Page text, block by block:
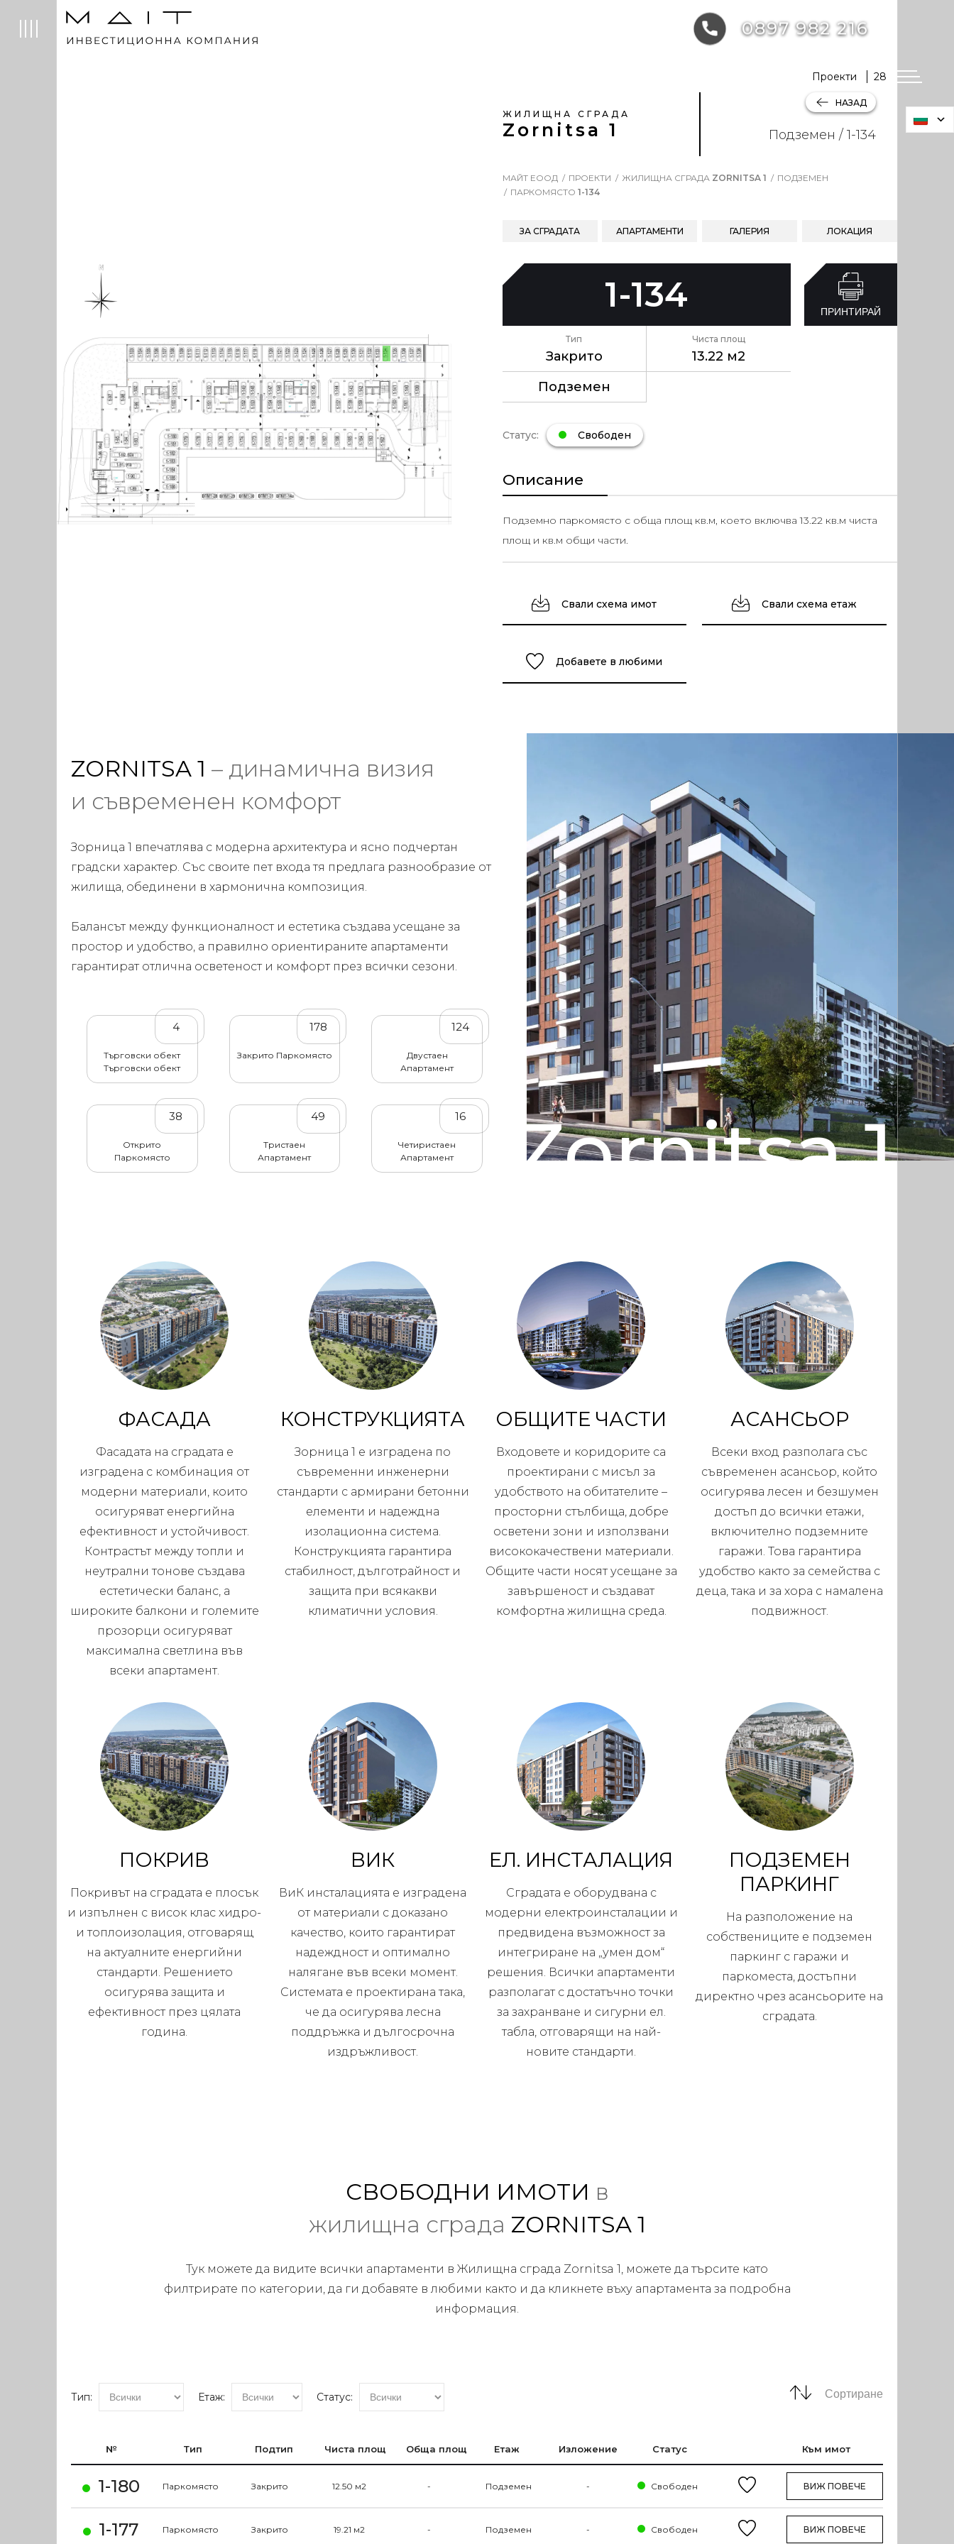
ЖИЛИЩНА СГРАДА
Zornitsa 1
НАЗАД
Подземен / 1-134
МАЙТ ЕООД ПРОЕКТИ ЖИЛИЩНА СГРАДА ZORNITSA 1
ПОДЗЕМЕН
ПАРКОМЯСТО 1-134
ЗА СГРАДАТА АПАРТАМЕНТИ ГАЛЕРИЯ ЛОКАЦИЯ
1-134
Тип
Закрито
Чиста площ
13.22 м2
Подземен
ПРИНТИРАЙ
Статус: Свободен
Описание
Подземно паркомясто с обща площ кв.м, което включва 13.22 кв.м чиста
площ и кв.м общи части.
Свали схема имот Свали схема етаж
Добавете в любими
ZORNITSA 1 – динамична визия
и съвременен комфорт
Зорница 1 впечатлява с модерна архитектура и ясно подчертан
градски характер. Със своите пет входа тя предлага разнообразие от
жилища, обединени в хармонична композиция.
Балансът между функционалност и естетика създава усещане за
простор и удобство, а правилно ориентираните апартаменти
гарантират отлична осветеност и комфорт през всички сезони.
4
Търговски обект
Търговски обект
178
Закрито Паркомясто
124
Двустаен
Апартамент
38
Открито
Паркомясто
49
Тристаен
Апартамент
16
Четиристаен
Апартамент
Zornitsa 1
ФАСАДА
Фасадата на сградата е
изградена с комбинация от
модерни материали, които
осигуряват енергийна
ефективност и устойчивост.
Контрастът между топли и
неутрални тонове създава
естетически баланс, а
широките балкони и големите
прозорци осигуряват
максимална светлина във
всеки апартамент.
КОНСТРУКЦИЯТА
Зорница 1 е изградена по
съвременни инженерни
стандарти с армирани бетонни
елементи и надеждна
изолационна система.
Конструкцията гарантира
стабилност, дълготрайност и
защита при всякакви
климатични условия.
ОБЩИТЕ ЧАСТИ
Входовете и коридорите са
проектирани с мисъл за
удобството на обитателите –
просторни стълбища, добре
осветени зони и използвани
висококачествени материали.
Общите части носят усещане за
завършеност и създават
комфортна жилищна среда.
АСАНСЬОР
Всеки вход разполага със
съвременен асансьор, който
осигурява лесен и безшумен
достъп до всички етажи,
включително подземните
гаражи. Това гарантира
удобство както за семейства с
деца, така и за хора с намалена
подвижност.
ПОКРИВ
Покривът на сградата е плосък
и изпълнен с висок клас хидро-
и топлоизолация, отговарящ
на актуалните енергийни
стандарти. Решението
осигурява защита и
ефективност през цялата
година.
ВИК
ВиК инсталацията е изградена
от материали с доказано
качество, които гарантират
надеждност и оптимално
налягане във всеки момент.
Системата е проектирана така,
че да осигурява лесна
поддръжка и дългосрочна
издръжливост.
ЕЛ. ИНСТАЛАЦИЯ
Сградата е оборудвана с
модерни електроинсталации и
предвидена възможност за
интегриране на „умен дом“
решения. Всички апартаменти
разполагат с достатъчно точки
за захранване и сигурни ел.
табла, отговарящи на най-
новите стандарти.
ПОДЗЕМЕН
ПАРКИНГ
На разположение на
собствениците е подземен
паркинг с гаражи и
паркоместа, достъпни
директно чрез асансьорите на
сградата.
СВОБОДНИ ИМОТИ в
жилищна сграда ZORNITSA 1
Тук можете да видите всички апартаменти в Жилищна сграда Zornitsa 1, можете да търсите като
филтрирате по категории, да ги добавяте в любими както и да кликнете въху апартамента за подробна
информация.
Тип: Етаж: Статус: Сортиране
№ Тип Подтип Чиста площ Обща площ Етаж Изложение Статус Към имот
1-180 Паркомясто Закрито 12.50 м2 - Подземен - Свободен ВИЖ ПОВЕЧЕ
1-177 Паркомясто Закрито 19.21 м2 - Подземен - Свободен ВИЖ ПОВЕЧЕ
Проекти 28
0897 982 216